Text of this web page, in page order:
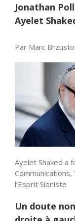
Jonathan
Ayelet
Par Marc
Ayelet Shaked a
Communications,
l’Esprit Sioniste
Un doute